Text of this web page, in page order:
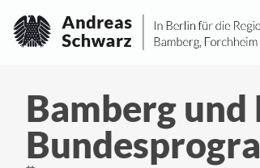
Bamberg